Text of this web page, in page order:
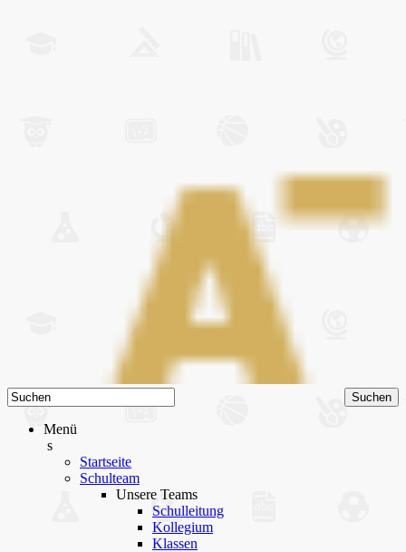
Menü
s
Startseite
Schulteam
Unsere Teams
Schulleitung
Kollegium
Klassen